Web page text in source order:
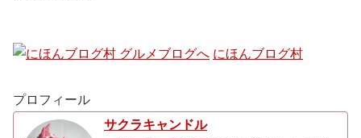
にほんブログ村
プロフィール
サクラキャンドル